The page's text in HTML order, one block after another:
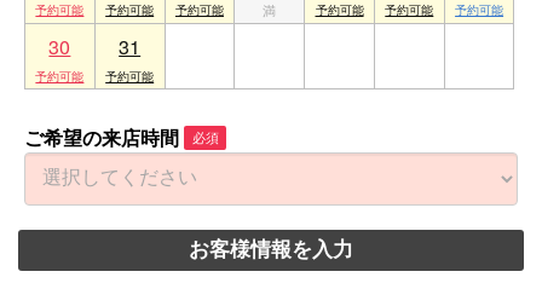
30 31
ご希望の来店時間 必須
お客様情報を入力